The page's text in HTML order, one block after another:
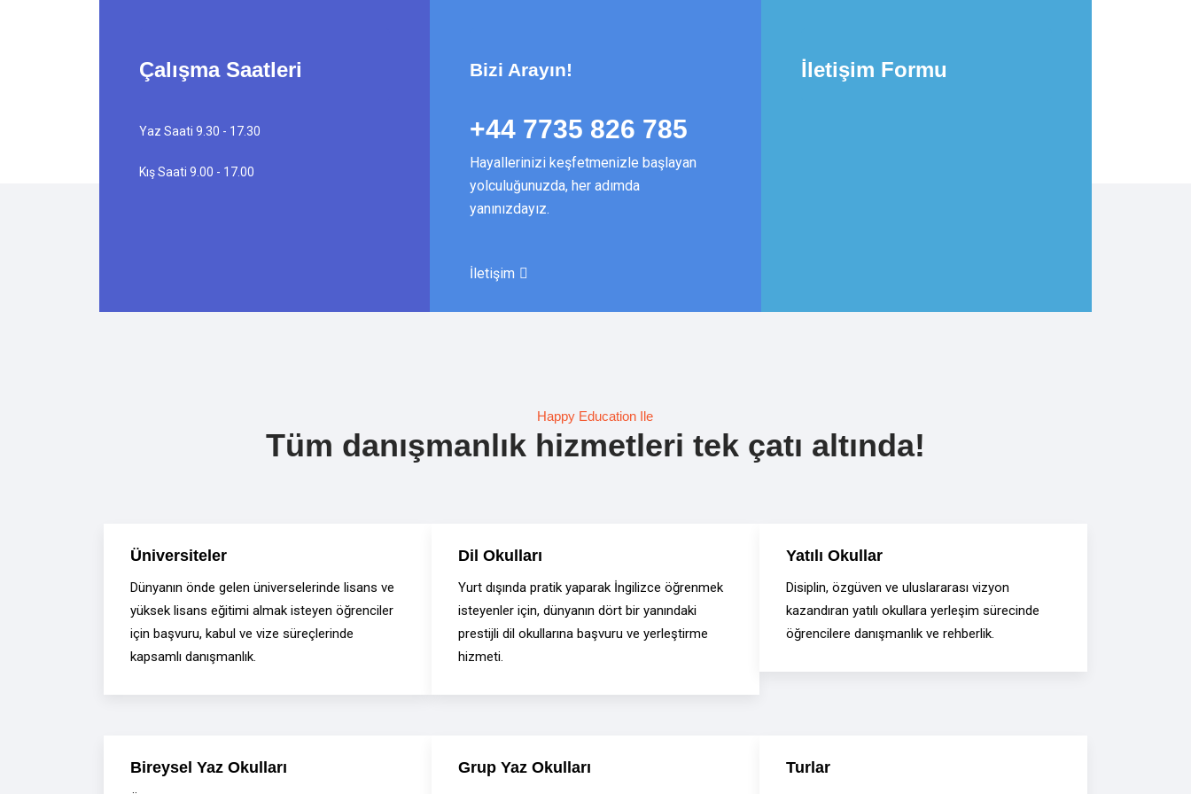
Çalışma Saatleri
Yaz Saati 9.30 - 17.30
Kış Saati 9.00 - 17.00
Bizi Arayın!
+44 7735 826 785
Hayallerinizi keşfetmenizle başlayan
yolculuğunuzda, her adımda
yanınızdayız.
İletişim
İletişim Formu
Happy Education Ile
Tüm danışmanlık hizmetleri tek çatı altında!
Üniversiteler
Dünyanın önde gelen üniverselerinde lisans ve
yüksek lisans eğitimi almak isteyen öğrenciler
için başvuru, kabul ve vize süreçlerinde
kapsamlı danışmanlık.
Dil Okulları
Yurt dışında pratik yaparak İngilizce öğrenmek
isteyenler için, dünyanın dört bir yanındaki
prestijli dil okullarına başvuru ve yerleştirme
hizmeti.
Yatılı Okullar
Disiplin, özgüven ve uluslararası vizyon
kazandıran yatılı okullara yerleşim sürecinde
öğrencilere danışmanlık ve rehberlik.
Bireysel Yaz Okulları Grup Yaz Okulları Turlar